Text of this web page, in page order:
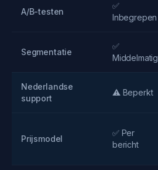
A/B-testen
✅
Inbegrepen
Segmentatie
✅
Middelmatig
Nederlandse
support
⚠️ Beperkt
Prijsmodel
✅ Per
bericht